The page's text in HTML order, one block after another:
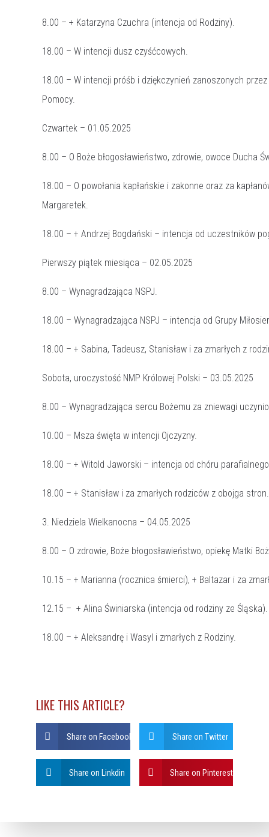
8.00 – + Katarzyna Czuchra (intencja od Rodziny).
18.00 – W intencji dusz czyśćcowych.
18.00 – W intencji próśb i dziękczynień zanoszonych
Pomocy.
Czwartek – 01.05.2025
8.00 – O Boże błogosławieństwo, zdrowie, owoce Ducha
18.00 – O powołania kapłańskie i zakonne oraz za
Margaretek.
18.00 – + Andrzej Bogdański – intencja od uczestników
Pierwszy piątek miesiąca – 02.05.2025
8.00 – Wynagradzająca NSPJ.
18.00 – Wynagradzająca NSPJ – intencja od Grupy
18.00 – + Sabina, Tadeusz, Stanisław i za zmarłych z
Sobota, uroczystość NMP Królowej Polski – 03.05.2025
8.00 – Wynagradzająca sercu Bożemu za zniewagi
10.00 – Msza święta w intencji Ojczyzny.
18.00 – + Witold Jaworski – intencja od chóru
18.00 – + Stanisław i za zmarłych rodziców z obojga stron.
3. Niedziela Wielkanocna – 04.05.2025
8.00 – O zdrowie, Boże błogosławieństwo, opiekę Matki
10.15 – + Marianna (rocznica śmierci), + Baltazar i za
12.15 – + Alina Świniarska (intencja od rodziny ze Śląska).
18.00 – + Aleksandrę i Wasyl i zmarłych z Rodziny.
LIKE THIS ARTICLE?
Share on Facebook Share on Twitter
Share on Linkdin Share on Pinterest